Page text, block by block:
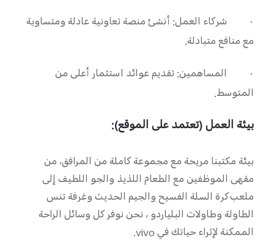
·
شركاء العمل: أنشئ منصة تعاونية عادلة ومتساوية
مع منافع متبادلة.
·
المساهمين: تقديم عوائد استثمار أعلى من
المتوسط.
بيئة العمل (تعتمد على الموقع):
بيئة مكتبنا مريحة مع مجموعة كاملة من المرافق، من
مقهى الموظفين مع الطعام اللذيذ والجو اللطيف إلى
ملعب كرة السلة الفسيح والجيم الحديث وغرفة تنس
الطاولة وطاولات البلياردو ، نحن نوفر كل وسائل الراحة
الممكنة لإثراء حياتك فيvivo
.